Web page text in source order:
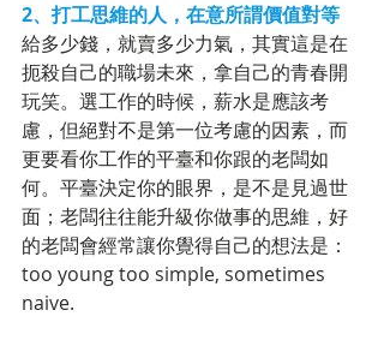
2、打工思維的人，在意所謂價值對等
給多少錢，就賣多少力氣，其實這是在
扼殺自己的職場未來，拿自己的青春開
玩笑。選工作的時候，薪水是應該考
慮，但絕對不是第一位考慮的因素，而
更要看你工作的平臺和你跟的老闆如
何。平臺決定你的眼界，是不是見過世
面；老闆往往能升級你做事的思維，好
的老闆會經常讓你覺得自己的想法是：
too young too simple, sometimes
naive.